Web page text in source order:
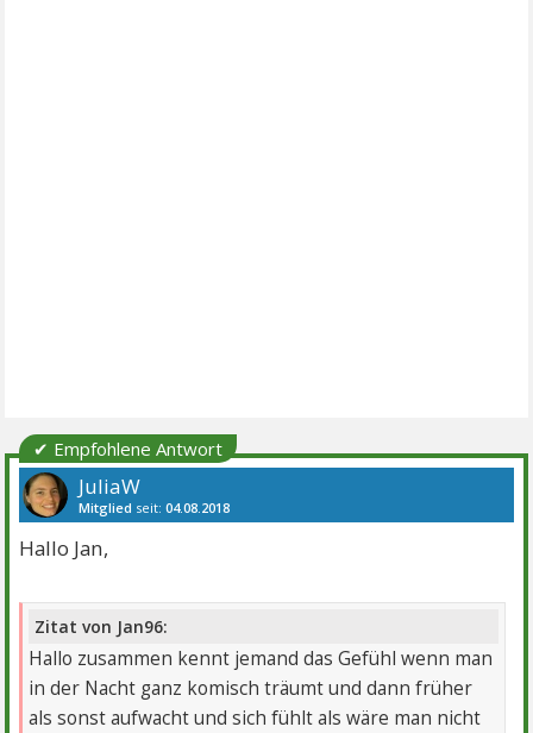
✔ Empfohlene Antwort
JuliaW
Mitglied seit:04.08.2018
Hallo Jan,
Zitat von Jan96:
Hallo zusammen kennt jemand das Gefühl wenn man
in der Nacht ganz komisch träumt und dann früher
als sonst aufwacht und sich fühlt als wäre man nicht